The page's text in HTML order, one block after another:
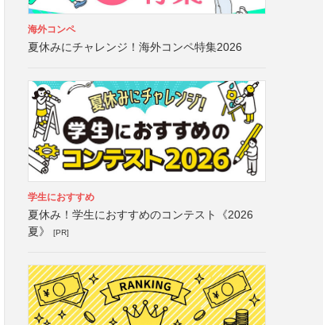
海外コンペ
夏休みにチャレンジ！海外コンペ特集2026
学生におすすめ
夏休み！学生におすすめのコンテスト《2026
夏》
[PR]